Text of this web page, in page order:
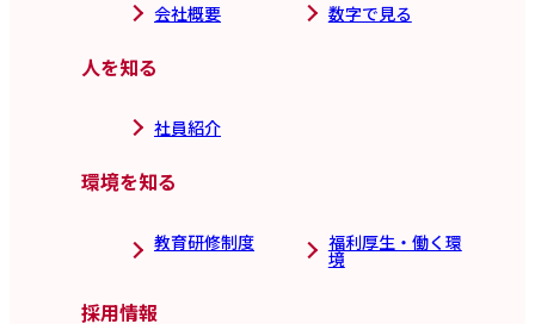
会社概要
数字で見る
人を知る
社員紹介
環境を知る
教育研修制度 福利厚生・働く環
境
採用情報